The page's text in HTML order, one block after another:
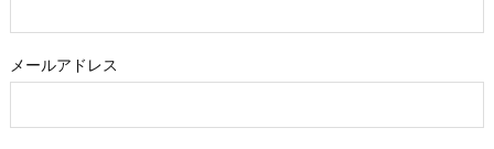
メールアドレス